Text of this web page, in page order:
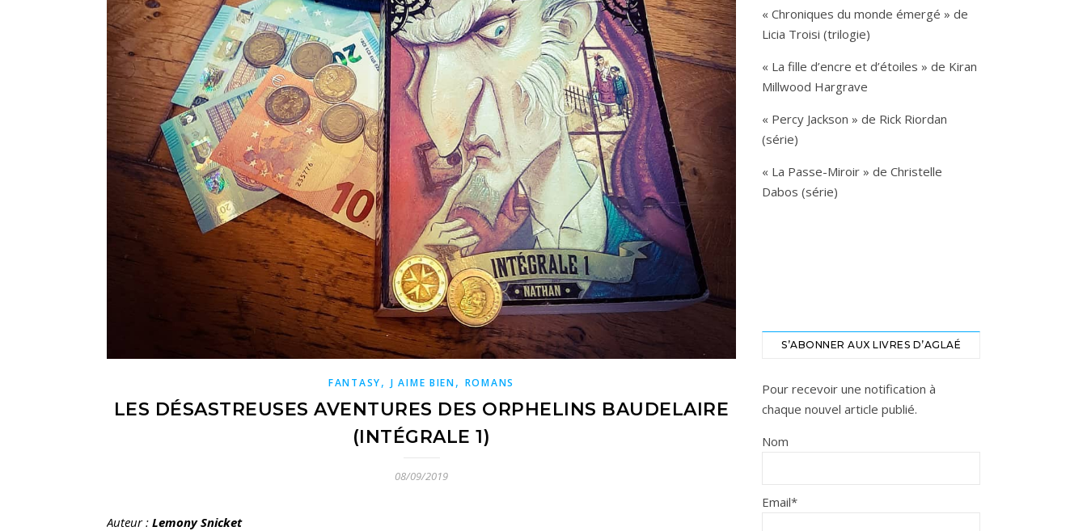
FANTASY, J AIME BIEN, ROMANS
LES DÉSASTREUSES AVENTURES DES ORPHELINS BAUDELAIRE
(INTÉGRALE 1)
08/09/2019
Auteur: Lemony Snicket
« Chroniques du monde émergé » de
Licia Troisi (trilogie)
« La fille d’encre et d’étoiles » de Kiran
Millwood Hargrave
« Percy Jackson » de Rick Riordan
(série)
« La Passe-Miroir » de Christelle
Dabos (série)
S’ABONNER AUX LIVRES D’AGLAÉ
Pour recevoir une notification à
chaque nouvel article publié.
Nom
Email*